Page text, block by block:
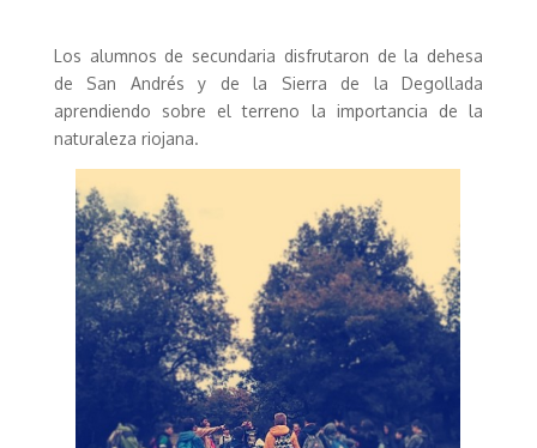
Los alumnos de secundaria disfrutaron de la dehesa
de San Andrés y de la Sierra de la Degollada
aprendiendo sobre el terreno la importancia de la
naturaleza riojana.